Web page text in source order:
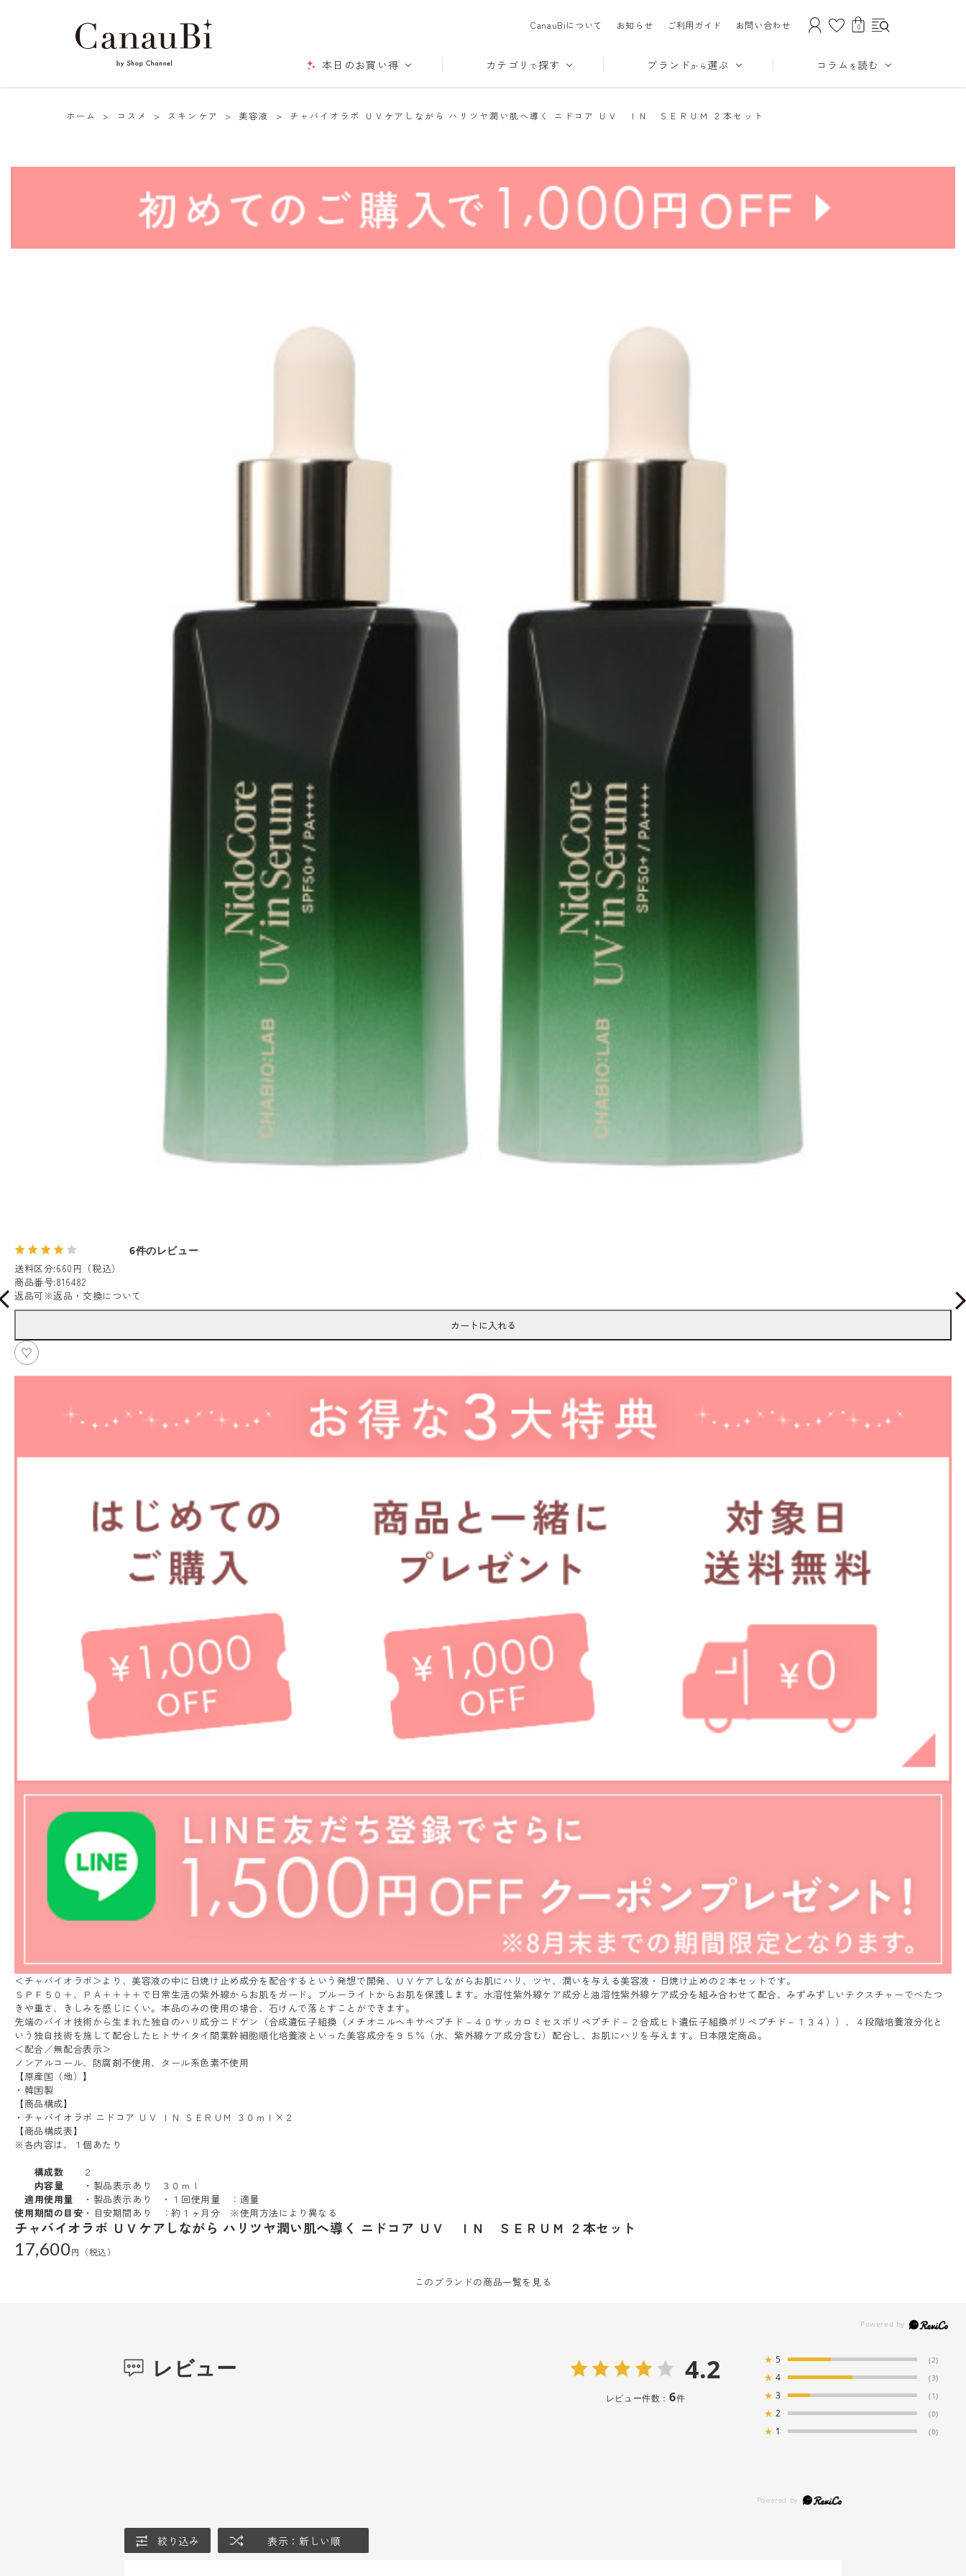
CanauBiについて お知らせ ご利用ガイド お問い合わせ 0
本日のお買い得 カテゴリ で探す ブランド から 選ぶ コラム を読む
ホーム > コスメ > スキンケア > 美容液 > チャバイオラボ ＵＶケアしながら ハリツヤ潤い肌へ導く ニドコア ＵＶ ＩＮ ＳＥＲＵＭ ２本セット
チャバイオラボ ＵＶケアしながら ハリツヤ潤い肌へ導く ニドコア ＵＶ ＩＮ ＳＥＲＵＭ ２本セット
17,600
6件のレビュー
送料区分:660円（税込）
商品番号:816482
返品可 ※返品・交換について
このブランドの商品一覧を見る
カートに入れる
＜チャバイオラボ＞より、美容液の中に日焼け止め成分を配合するという発想で開発、ＵＶケアしながらお肌にハリ、ツヤ、潤いを与える美容液・日焼け止めの２本セットです。
ＳＰＦ５０＋、ＰＡ＋＋＋＋で日常生活の紫外線からお肌をガード。ブルーライトからお肌を保護します。水溶性紫外線ケア成分と油溶性紫外線ケア成分を組み合わせて配合、みずみずしいテクスチャーでべたつ
きや重さ、きしみを感じにくい。本品のみの使用の場合、石けんで落とすことができます。
先端のバイオ技術から生まれた独自のハリ成分ニドゲン（合成遺伝子組換（メチオニルヘキサペプチド－４０サッカロミセスポリペプチド－２合成ヒト遺伝子組換ポリペプチド－１３４））、４段階培養液分化と
いう独自技術を施して配合したヒトサイタイ間葉幹細胞順化培養液といった美容成分を９５％（水、紫外線ケア成分含む）配合し、お肌にハリを与えます。日本限定商品。
＜配合／無配合表示＞
ノンアルコール、防腐剤不使用、タール系色素不使用
【原産国（地）】
・韓国製
【商品構成】
・チャバイオラボ ニドコア ＵＶ ＩＮ ＳＥＲＵＭ ３０ｍｌ×２
【商品構成表】
※各内容は、１個あたり
構成数
２
内容量
・製品表示あり ３０ｍｌ
適用使用量
・製品表示あり ・１回使用量 ：適量
使用期間の目安 ・目安期間あり ：約１ヶ月分 ※使用方法により異なる
レビュー 4.2
レビュー件数：6件
★ 5 (2)
★ 4 (3)
★ 3 (1)
★ 2 (0)
★ 1 (0)
絞り込み 表示：新しい順